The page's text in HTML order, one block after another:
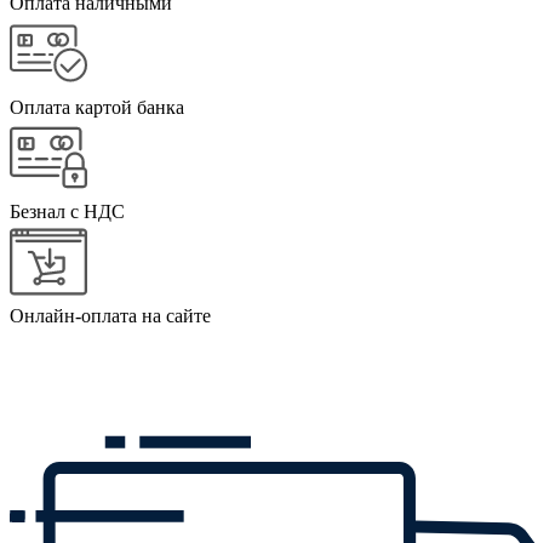
Оплата картой банка
Безнал с НДС
Онлайн-оплата на сайте